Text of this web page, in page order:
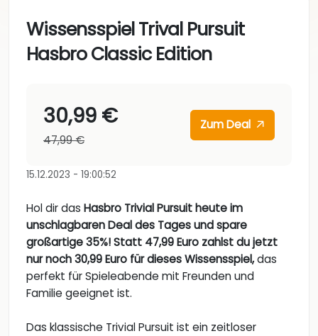
Wissensspiel Trival Pursuit
Hasbro Classic Edition
30,99 €
47,99 €
Zum Deal
15.12.2023 - 19:00:52
Hol dir das Hasbro Trivial Pursuit heute im
unschlagbaren Deal des Tages und spare
großartige 35%! Statt 47,99 Euro zahlst du jetzt
nur noch 30,99 Euro für dieses Wissensspiel,das
perfekt für Spieleabende mit Freunden und
Familie geeignet ist.
Das klassische Trivial Pursuit ist ein zeitloser